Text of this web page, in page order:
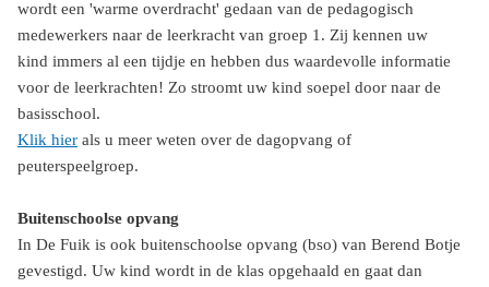
wordt een 'warme overdracht' gedaan van de pedagogisch
medewerkers naar de leerkracht van groep 1. Zij kennen uw
kind immers al een tijdje en hebben dus waardevolle informatie
voor de leerkrachten! Zo stroomt uw kind soepel door naar de
basisschool.
Klik hier als u meer weten over de dagopvang of
peuterspeelgroep.
Buitenschoolse opvang
In De Fuik is ook buitenschoolse opvang (bso) van Berend Botje
gevestigd. Uw kind wordt in de klas opgehaald en gaat dan